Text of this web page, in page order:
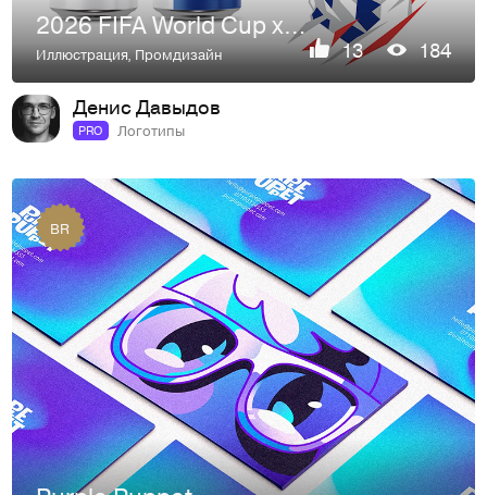
2026 FIFA World Cup x Michelob Ultra — лимитированная серия банок с Лионелем Месси
Иллюстрация,Промдизайн 13 184
Денис Давыдов
PRO Логотипы
BR